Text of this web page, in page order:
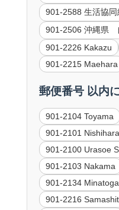
901-2588 生活協
901-2506 沖縄県
901-2226 Kakazu
901-2215 Maehara
郵便番号 以内
901-2104 Toyama
901-2101 Nishihara
901-2100 Urasoe
901-2103 Nakama
901-2134
901-2216